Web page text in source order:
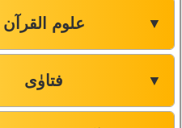
علوم القرآن ▼
فتاوٰی ▼